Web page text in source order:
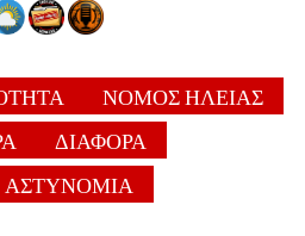
ΝΟΜΟΣ ΗΛΕΙΑΣ
ΔΙΑΦΟΡΑ
ΑΣΤΥΝΟΜΙΑ